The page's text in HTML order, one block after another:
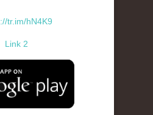
tr.im/hN4K9
Link 2
app-store.png